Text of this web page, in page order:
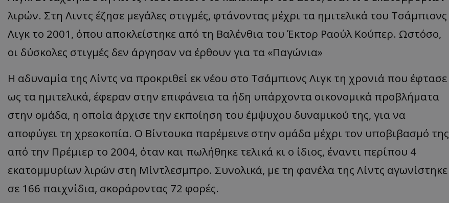
λιρών. Στη Λιντς έζησε μεγάλες στιγμές, φτάνοντας μέχρι τα ημιτελικά του Τσάμπιονς
Λιγκ το 2001, όπου αποκλείστηκε από τη Βαλένθια του Έκτορ Ραούλ Κούπερ. Ωστόσο,
οι δύσκολες στιγμές δεν άργησαν να έρθουν για τα «Παγώνια»
Η αδυναμία της Λίντς να προκριθεί εκ νέου στο Τσάμπιονς Λιγκ τη χρονιά που έφτασε
ως τα ημιτελικά, έφεραν στην επιφάνεια τα ήδη υπάρχοντα οικονομικά προβλήματα
στην ομάδα, η οποία άρχισε την εκποίηση του έμψυχου δυναμικού της, για να
αποφύγει τη χρεοκοπία. Ο Βίντουκα παρέμεινε στην ομάδα μέχρι τον υποβιβασμό της
από την Πρέμιερ το 2004, όταν και πωλήθηκε τελικά κι ο ίδιος, έναντι περίπου 4
εκατομμυρίων λιρών στη Μίντλεσμπρο. Συνολικά, με τη φανέλα της Λίντς αγωνίστηκε
σε 166 παιχνίδια, σκοράροντας 72 φορές.